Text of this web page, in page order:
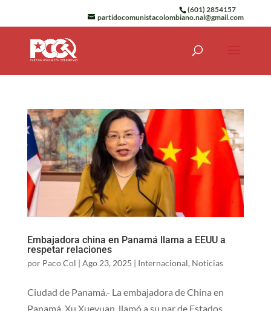
(601) 2854157
partidocomunistacolombiano.nal@gmail.com
Embajadora china en Panamá llama a EEUU a
respetar relaciones
por Paco Col | Ago 23, 2025 | Internacional, Noticias
Ciudad de Panamá.- La embajadora de China en
Panamá, Xu Xueyuan, llamó a su par de Estados